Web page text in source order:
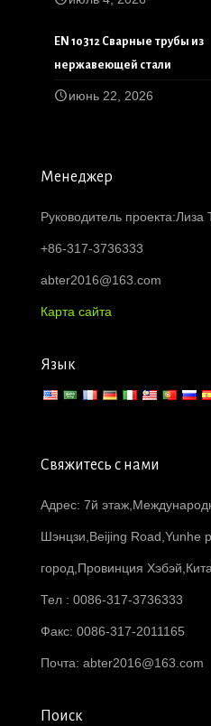
EN 10312 Сварные трубы из
нержавеющей стали
июнь 22, 2026
Менеджер
Руководитель проекта:Лиза
+86-317-3736333
abter2016@163.com
Карта сайта
Язык
Свяжитесь с нами
Адрес: 7й
Шэнцзи,Beijing Road,Yunhe
город,Провинция
Тел : 0086-317-3736333
Факс: 0086-317-2011165
Почта: abter2016@163.com
Поиск